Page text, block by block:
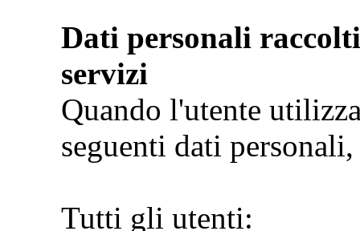
Dati personali
servizi
Quando l'utente
seguenti dati
Tutti gli utenti: